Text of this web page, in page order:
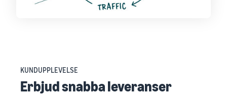
KUNDUPPLEVELSE
Erbjud snabba leveranser